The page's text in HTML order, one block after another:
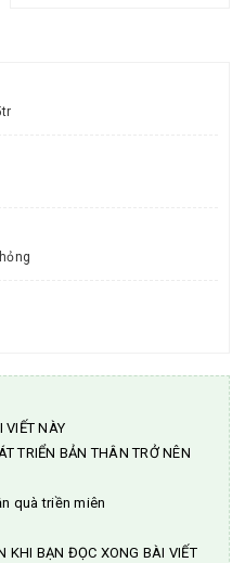
VIẾT NÀY
TRIỂN BẢN THÂN TRỞ NÊN
quà triền miên
KHI BẠN ĐỌC XONG BÀI VIẾT